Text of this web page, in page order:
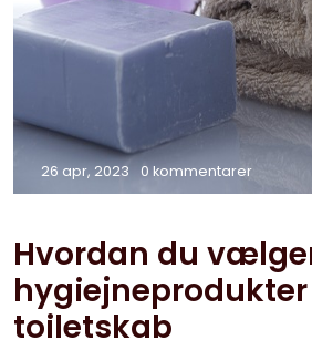
26 apr, 2023 0 kommentarer
Hvordan du
toiletskab